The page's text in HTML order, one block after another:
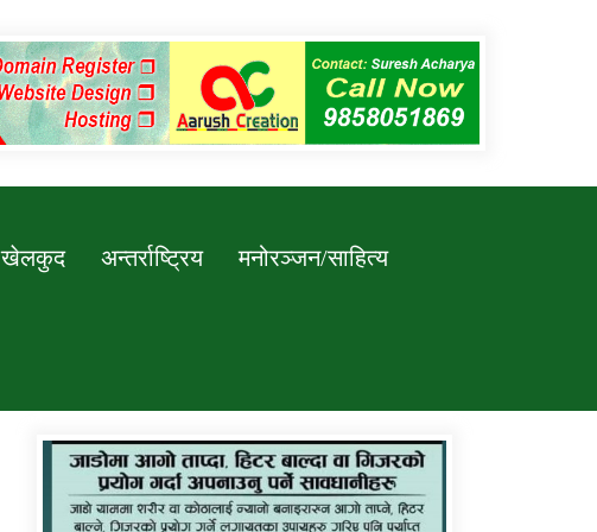
खेलकुद अन्तर्राष्ट्रिय मनोरञ्जन/साहित्य
कर्णाली प्रविधि शिक्षालय जुम्लाको सुचना